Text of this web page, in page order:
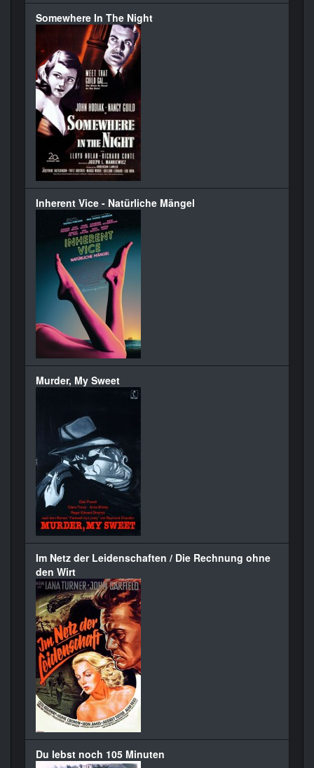
Somewhere In The Night
Inherent Vice - Natürliche Mängel
Murder, My Sweet
Im Netz der Leidenschaften / Die Rechnung ohne
den Wirt
Du lebst noch 105 Minuten